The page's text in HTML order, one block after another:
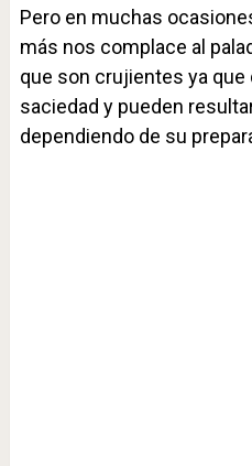
Pero en muchas
más nos complace al
que son crujientes ya que
saciedad y pueden
dependiendo de su